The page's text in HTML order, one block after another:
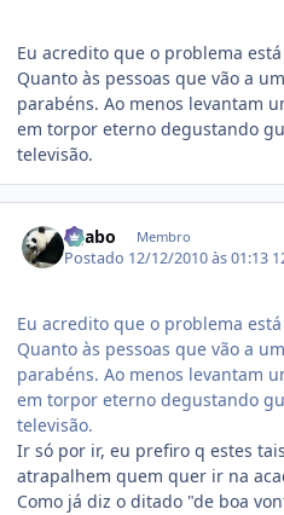
Eu acredito que o problema
Quanto às pessoas que vão a
parabéns. Ao menos levantam
em torpor eterno degustando
televisão.
ligabo Membro
Postado 12/12/2010 às 01:13
Eu acredito que o problema
Quanto às pessoas que vão a
parabéns. Ao menos levantam
em torpor eterno degustando
televisão.
Ir só por ir, eu prefiro q estes
atrapalhem quem quer ir na
Como já diz o ditado "de boa